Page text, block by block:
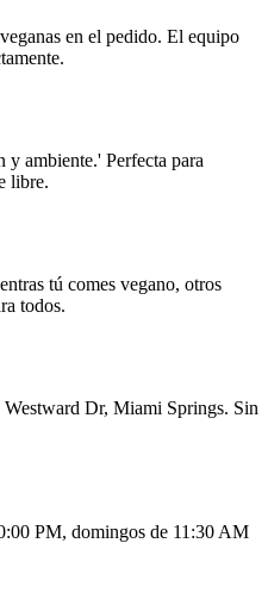
en el pedido. El equipo
ambiente.' Perfecta para
libre.
tú comes vegano, otros
todos.
Westward Dr, Miami Springs. Sin
PM, domingos de 11:30 AM